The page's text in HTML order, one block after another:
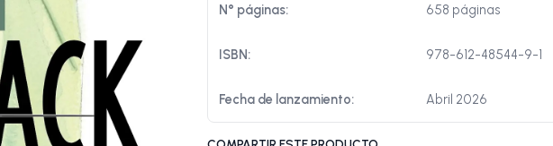
N° páginas: 658 páginas
ISBN: 978-612-48544-9-1
Fecha de lanzamiento: Abril 2026